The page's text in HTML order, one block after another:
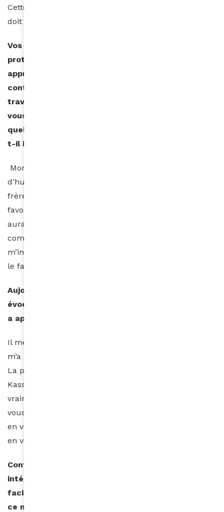
Cette langue est belle et s’appauvrit. Si on l’aime, on
doit aussi la raviver, ne pas la laisser mourir.
Vos rapports avec votre père, qui était très
protecteur avec ses filles, que personne ne devait
approcher, étaient parfois tendus… Mais cela a
contribué à développer votre sens artistique à
travers le dessin, l’écriture, la photographie, qui
vous permettaient de vous évader… Aujourd’hui
quels souvenirs gardez-vous de lui ? Comment a-
t-il influencé votre carrière artistique ?
Mon père était sévère, mais avait beaucoup
d’humour. Beaucoup de mes cousins ainsi que mes
frères s’amusent à répéter ses phrases et blagues
favorites. Il n’a pas influencé ma carrière artistique, il
aurait préféré que je fasse un autre métier. Mais
comme ma mère, il a admis ne plus pouvoir
m’interdire ce choix parce que je m’y sentais bien et
le faisais avec passion.
Aujourd’hui on ne peut pas parler de vous sans
évoquer Kassav »… Qu’est-ce que ce groupe vous
a apporté ? Quel impact a-t-il eu dans votre vie ?
Il me sera difficile d’énumérer tout ce que Kassav’
m’a apporté. La rigueur est sans doute le principal.
La patience ensuite, la réflexion et le partage. Avec
Kassav », j’ai compris que faire ce que l’on aime
vraiment doit vous permettre de n’envier personne. Si
vous ne réussissez pas, il faut sans doute chercher
en vous ce qui bloque ou ce que vous avez à réparer
en vous.
Contrairement à ce que beaucoup pensent, votre
intégration au sein de Kassav’ ne s’est pas faite
facilement… D’autant plus qu’en tant que femme,
ce n’était pas toujours aisé de vous imposer. Vous